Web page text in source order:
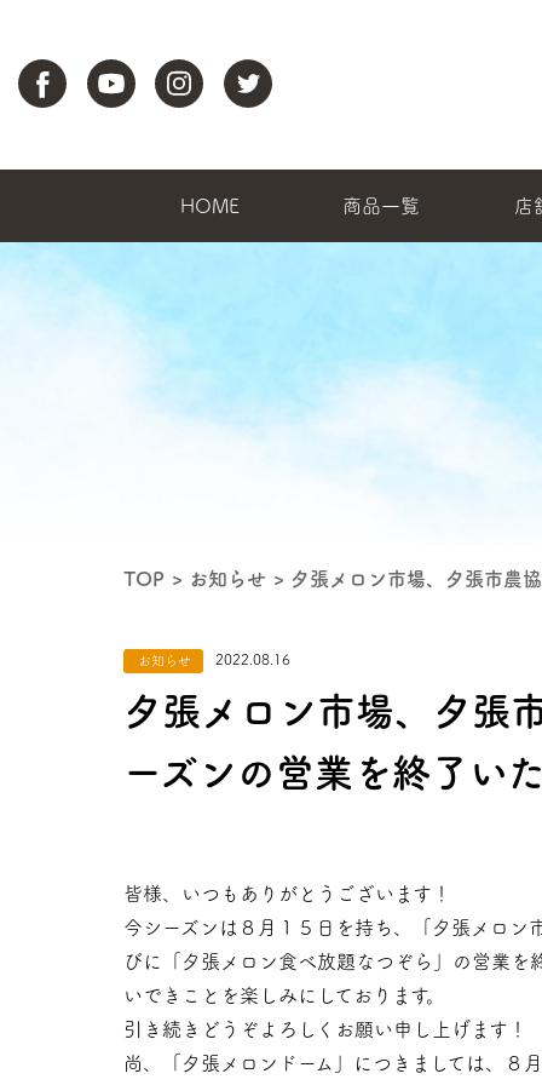
HOME 商品一覧 店
TOP お知らせ 夕張メロン市場、夕張市農
お知らせ 2022.08.16
夕張メロン市場、夕張
ーズンの営業を終了い
皆様、いつもありがとうございます！
今シーズンは８月１５日を持ち、「夕張メロン
びに「夕張メロン食べ放題なつぞら」の営業
いできことを楽しみにしております。
引き続きどうぞよろしくお願い申し上げます！
尚、「夕張メロンドーム」につきましては、８